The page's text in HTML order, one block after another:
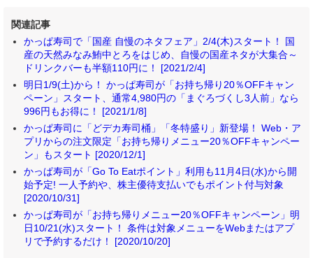
関連記事
かっぱ寿司で「国産 自慢のネタフェア」2/4(木)スタート！ 国
産の天然みなみ鮪中とろをはじめ、自慢の国産ネタが大集合～
ドリンクバーも半額110円に！ [2021/2/4]
明日1/9(土)から！ かっぱ寿司が「お持ち帰り20％OFFキャン
ペーン」スタート、通常4,980円の「まぐろづくし3人前」なら
996円もお得に！ [2021/1/8]
かっぱ寿司に「どデカ寿司桶」「冬特盛り」新登場！ Web・ア
プリからの注文限定「お持ち帰りメニュー20％OFFキャンペー
ン」もスタート [2020/12/1]
かっぱ寿司が「Go To Eatポイント」利用も11月4日(水)から開
始予定! 一人予約や、株主優待支払いでもポイント付与対象
[2020/10/31]
かっぱ寿司が「お持ち帰りメニュー20％OFFキャンペーン」明
日10/21(水)スタート！ 条件は対象メニューをWebまたはアプ
リで予約するだけ！ [2020/10/20]